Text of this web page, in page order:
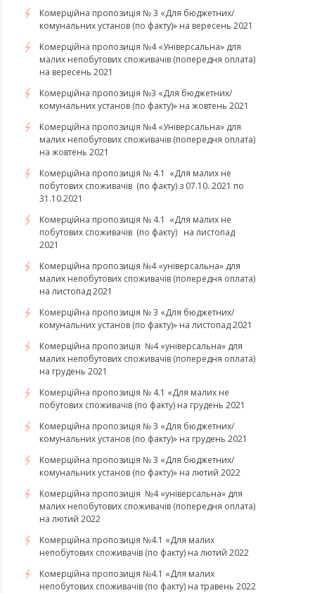
Комерційна пропозиція № 3 «Для бюджетних/
комунальних установ (по факту)» на вересень 2021
Комерційна пропозиція №4 «Універсальна» для
малих непобутових споживачів (попередня оплата)
на вересень 2021
Комерційна пропозиція №3 «Для бюджетних/
комунальних установ (по факту)» на жовтень 2021
Комерційна пропозиція №4 «Універсальна» для
малих непобутових споживачів (попередня оплата)
на жовтень 2021
Комерційна пропозиція № 4.1 «Для малих не
побутових споживачів (по факту) з 07.10. 2021 по
31.10.2021
​​​​​​​Комерційна пропозиція № 4.1 «Для малих не
побутових споживачів (по факту) на листопад
2021
Комерційна пропозиція №4 «універсальна» для
малих непобутових споживачів (попередня оплата)
на листопад 2021
Комерційна пропозиція № 3 «Для бюджетних/
комунальних установ (по факту)» на листопад 2021
Комерційна пропозиція №4 «універсальна» для
малих непобутових споживачів (попередня оплата)
на грудень 2021
Комерційна пропозиція № 4.1 «Для малих не
побутових споживачів (по факту) на грудень 2021
Комерційна пропозиція № 3 «Для бюджетних/
комунальних установ (по факту)» на грудень 2021
​​​​​​Комерційна пропозиція № 3 «Для бюджетних/
комунальних установ (по факту)» на лютий 2022
Комерційна пропозиція №4 «універсальна» для
малих непобутових споживачів (попередня оплата)
на лютий 2022
​​​​​​​Комерційна пропозиція №4.1 «Для малих
непобутових споживачів (по факту) на лютий 2022
Комерційна пропозиція №4.1 «Для малих
непобутових споживачів (по факту) на травень 2022